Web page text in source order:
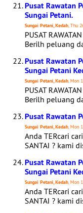
Pusat Rawatan
Sungai Petani.
Sungai Petani, Kedah, Thu
PUSAT
Berilh peluang
Pusat Rawatan
Sungai Petani
Sungai Petani, Kedah, Mon
PUSAT
Berilh peluang
Pusat Rawatan
Sungai Petani, Kedah, Mon
Anda TERcari
SANTAI ? kami
Pusat Rawatan
Sungai Petani
Sungai Petani, Kedah, Mon
Anda TERcari
SANTAI ? kami